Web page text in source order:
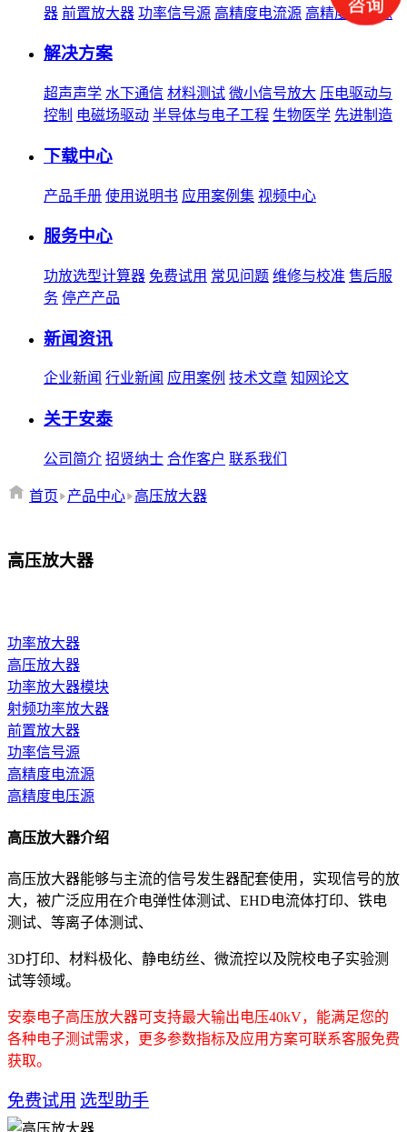
器 前置放大器 功率信号源 高精度电流源 高精度电压源
解决方案
超声声学 水下通信 材料测试 微小信号放大 压电驱动与
控制 电磁场驱动 半导体与电子工程 生物医学 先进制造
下载中心
产品手册 使用说明书 应用案例集 视频中心
服务中心
功放选型计算器 免费试用 常见问题 维修与校准 售后服
务 停产产品
新闻资讯
企业新闻 行业新闻 应用案例 技术文章 知网论文
关于安泰
公司简介 招贤纳士 合作客户 联系我们
首页 产品中心 高压放大器
高压放大器
功率放大器
高压放大器
功率放大器模块
射频功率放大器
前置放大器
功率信号源
高精度电流源
高精度电压源
高压放大器介绍
高压放大器能够与主流的信号发生器配套使用，实现信号的放
大，被广泛应用在介电弹性体测试、EHD电流体打印、铁电
测试、等离子体测试、
3D打印、材料极化、静电纺丝、微流控以及院校电子实验测
试等领域。
安泰电子高压放大器可支持最大输出电压40kV，能满足您的
各种电子测试需求，更多参数指标及应用方案可联系客服免费
获取。
免费试用 选型助手